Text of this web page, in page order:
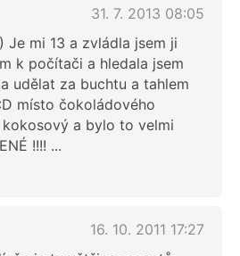
31. 7. 2013 08:05
Je mi 13 a zvládla jsem ji
k počítači a hledala jsem
udělat za buchtu a tahlem
místo čokoládového
a bylo to velmi
!!!! ...
16. 10. 2011 17:27